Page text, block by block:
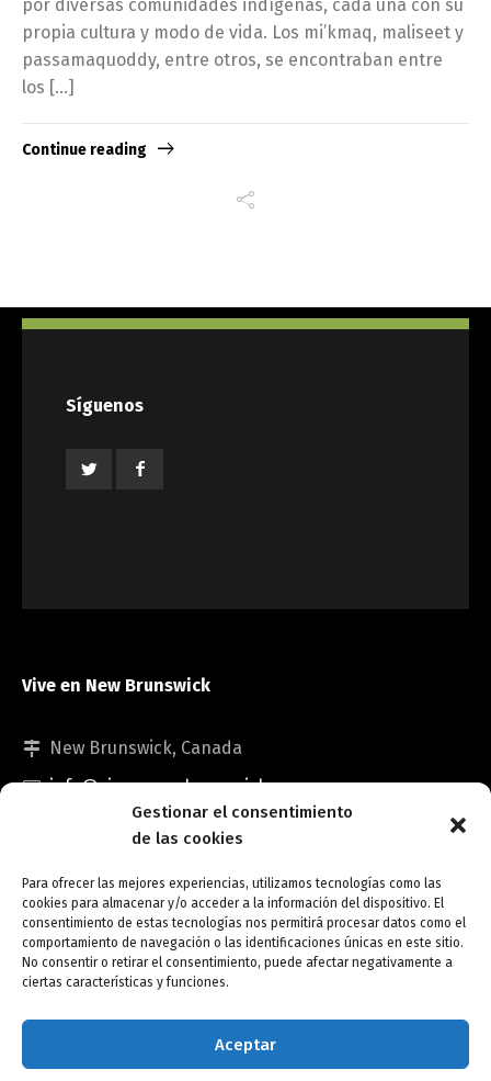
Gestionar el consentimiento
de las cookies
Para ofrecer las mejores experiencias, utilizamos tecnologías como las
cookies para almacenar y/o acceder a la información del dispositivo. El
consentimiento de estas tecnologías nos permitirá procesar datos como el
comportamiento de navegación o las identificaciones únicas en este sitio.
No consentir o retirar el consentimiento, puede afectar negativamente a
ciertas características y funciones.
Aceptar
por diversas comunidades indígenas, cada una con su
propia cultura y modo de vida. Los mi’kmaq, maliseet y
passamaquoddy, entre otros, se encontraban entre
los […]
Continue reading
Síguenos
Vive en New Brunswick
New Brunswick, Canada
info@viveennewbrunswick.com
Copyright © Vive en New Brunswick.
Opt-out preferences